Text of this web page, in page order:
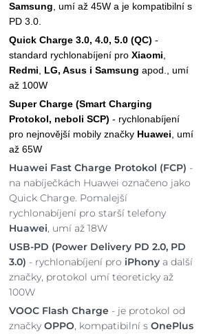
Samsung , umí až 45W a je kompatibilní s
PD 3.0.
Quick Charge 3.0, 4.0, 5.0 (QC) -
standard rychlonabíjení pro Xiaomi
Redmi
LG, Asus i Samsung apod., umí
až 100W
Super Charge (Smart Charging
Protokol, neboli SCP) - rychlonabíjení
pro nejnovější mobily značky Huawei , umí
až 65W
Huawei Fast Charge Protokol (FCP) -
na nabíječkách Huawei označeno jako
Quick Charge. Pomalejší
rychlonabíjení pro starší telefony
Huawei, umí až 18W
USB-PD (Power Delivery PD 2.0, PD
3.0) - rychlonabíjení pro iPhonya další
značky, protokol umí teoreticky až
100W
VOOC Flash Charge- je protokol od
značky OPPO, kompatibilní s OnePlus